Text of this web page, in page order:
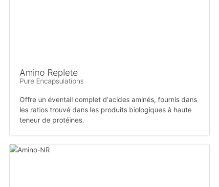
Amino Replete
Pure Encapsulations
Offre un éventail complet d'acides aminés, fournis dans
les ratios trouvé dans les produits biologiques à haute
teneur de protéines.